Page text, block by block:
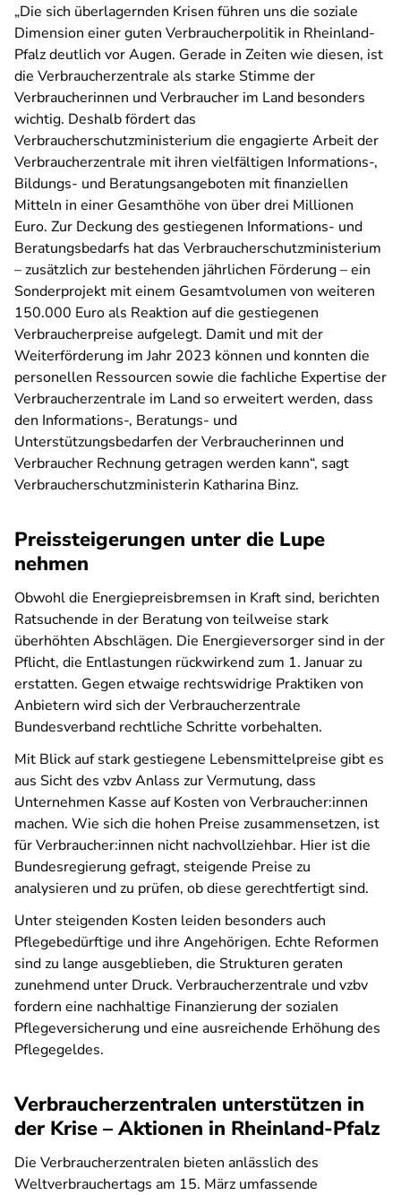
„Die sich überlagernden Krisen führen uns die soziale
Dimension einer guten Verbraucherpolitik in Rheinland-
Pfalz deutlich vor Augen. Gerade in Zeiten wie diesen, ist
die Verbraucherzentrale als starke Stimme der
Verbraucherinnen und Verbraucher im Land besonders
wichtig. Deshalb fördert das
Verbraucherschutzministerium die engagierte Arbeit der
Verbraucherzentrale mit ihren vielfältigen Informations-,
Bildungs- und Beratungsangeboten mit finanziellen
Mitteln in einer Gesamthöhe von über drei Millionen
Euro. Zur Deckung des gestiegenen Informations- und
Beratungsbedarfs hat das Verbraucherschutzministerium
– zusätzlich zur bestehenden jährlichen Förderung – ein
Sonderprojekt mit einem Gesamtvolumen von weiteren
150.000 Euro als Reaktion auf die gestiegenen
Verbraucherpreise aufgelegt. Damit und mit der
Weiterförderung im Jahr 2023 können und konnten die
personellen Ressourcen sowie die fachliche Expertise der
Verbraucherzentrale im Land so erweitert werden, dass
den Informations-, Beratungs- und
Unterstützungsbedarfen der Verbraucherinnen und
Verbraucher Rechnung getragen werden kann“, sagt
Verbraucherschutzministerin Katharina Binz.
Preissteigerungen unter die Lupe
nehmen
Obwohl die Energiepreisbremsen in Kraft sind, berichten
Ratsuchende in der Beratung von teilweise stark
überhöhten Abschlägen. Die Energieversorger sind in der
Pflicht, die Entlastungen rückwirkend zum 1. Januar zu
erstatten. Gegen etwaige rechtswidrige Praktiken von
Anbietern wird sich der Verbraucherzentrale
Bundesverband rechtliche Schritte vorbehalten.
Mit Blick auf stark gestiegene Lebensmittelpreise gibt es
aus Sicht des vzbv Anlass zur Vermutung, dass
Unternehmen Kasse auf Kosten von Verbraucher:innen
machen. Wie sich die hohen Preise zusammensetzen, ist
für Verbraucher:innen nicht nachvollziehbar. Hier ist die
Bundesregierung gefragt, steigende Preise zu
analysieren und zu prüfen, ob diese gerechtfertigt sind.
Unter steigenden Kosten leiden besonders auch
Pflegebedürftige und ihre Angehörigen. Echte Reformen
sind zu lange ausgeblieben, die Strukturen geraten
zunehmend unter Druck. Verbraucherzentrale und vzbv
fordern eine nachhaltige Finanzierung der sozialen
Pflegeversicherung und eine ausreichende Erhöhung des
Pflegegeldes.
Verbraucherzentralen unterstützen in
der Krise – Aktionen in Rheinland-Pfalz
Die Verbraucherzentralen bieten anlässlich des
Weltverbrauchertags am 15. März umfassende